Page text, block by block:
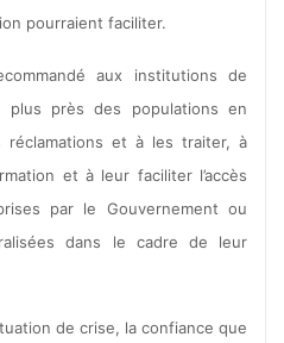
pourraient faciliter.
aux institutions de
plus près des populations en
réclamations et à les traiter, à
et à leur faciliter l’accès
par le Gouvernement ou
dans le cadre de leur
de crise, la confiance que